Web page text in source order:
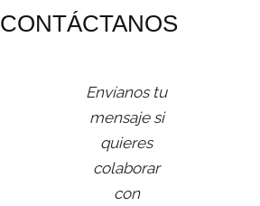
CONTÁCTANOS
Envíanos tu
mensaje si
quieres
colaborar
con